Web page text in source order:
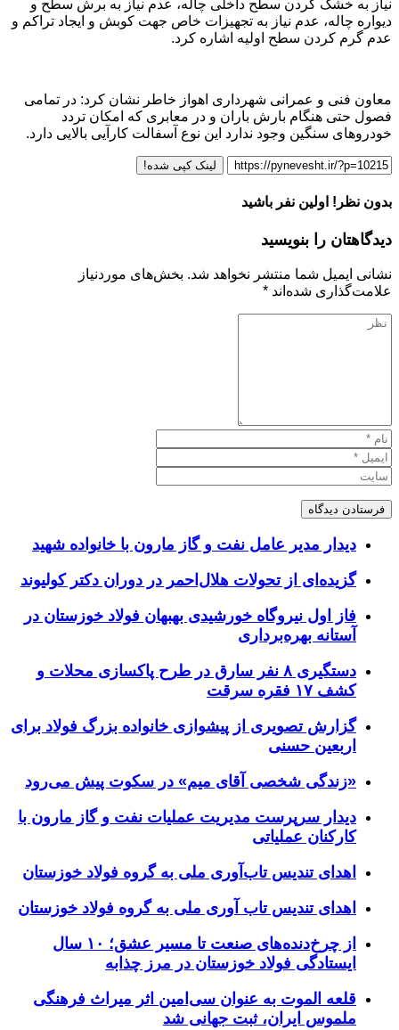
نیاز به خشک کردن سطح داخلی چاله، عدم نیاز به برش سطح و
دیواره چاله، عدم نیاز به تجهیزات خاص جهت کوبش و ایجاد تراکم و
عدم گرم کردن سطح اولیه اشاره کرد.
معاون فنی و عمرانی شهرداری اهواز خاطر نشان کرد: در تمامی
فصول حتی هنگام بارش باران و در معابری که امکان تردد
خودروهای سنگین وجود ندارد این نوع آسفالت کارآیی بالایی دارد.
لینک کپی شده!
بدون نظر! اولین نفر باشید
دیدگاهتان را بنویسید
نشانی ایمیل شما منتشر نخواهد شد. بخش‌های موردنیاز
علامت‌گذاری شده‌اند *
دیدار مدیر عامل نفت و گاز مارون با خانواده شهید
گزیده‌ای از تحولات هلال‌احمر در دوران دکتر کولیوند
فاز اول نیروگاه خورشیدی بهبهان فولاد خوزستان در
آستانه بهره‌برداری
دستگیری ۸ نفر سارق در طرح پاکسازی محلات و
کشف ۱۷ فقره سرقت
گزارش تصویری از پیشوازی خانواده بزرگ فولاد برای
اربعین حسنی
«زندگی شخصی آقای میم» در سکوت پیش می‌رود
دیدار سرپرست مدیریت عملیات نفت و گاز مارون با
کارکنان عملیاتی
اهدای تندیس تاب‌آوری ملی به گروه فولاد خوزستان
اهدای تندیس تاب آوری ملی به گروه فولاد خوزستان
از چرخ‌دنده‌های صنعت تا مسیر عشق؛ ۱۰ سال
ایستادگی فولاد خوزستان در مرز چذابه
قلعه الموت به عنوان سی‌امین اثر میراث‌ فرهنگی
ملموس ایران، ثبت جهانی شد